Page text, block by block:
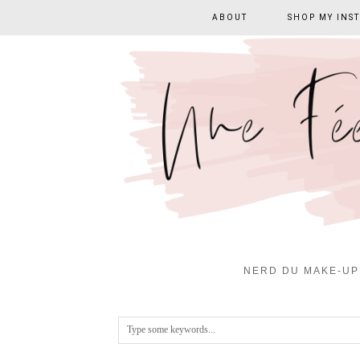
NERD DU MAKE-
ABOUT SHOP MY